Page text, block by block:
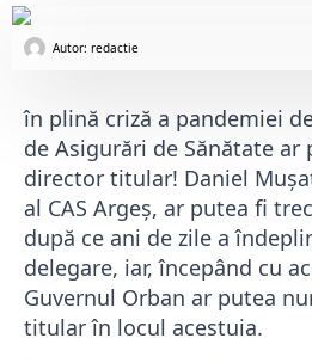
Autor: redactie
în plină criză a pandemiei
de Asigurări de Sănătate ar
director titular! Daniel
al CAS Argeș, ar putea fi
după ce ani de zile a
delegare, iar, începând cu
Guvernul Orban ar putea
titular în locul acestuia.